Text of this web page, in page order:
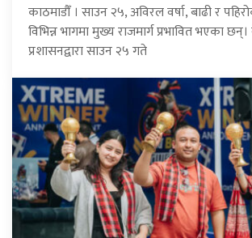
काठमाडौँ । साउन २५, अविरल वर्षा, बाढी र
विभिन्न भागमा मुख्य राजमार्ग प्रभावित भएका
प्रशासनद्वारा साउन २५ गते